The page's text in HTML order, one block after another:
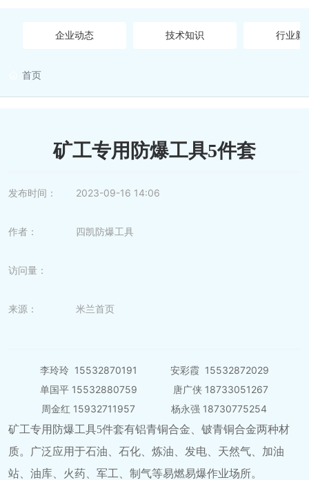
关于四凯
人才招聘
企业动态 技术知识 行业新
首页
矿工专用防爆工具5件套
发布时间： 2023-09-16 14:06
作者： 四凯防爆工具
访问量：
来源： 米兰首页
李玲玲 15532870191 安彩霞 15532872029
单国平 15532880759 唐广侠 18733051267
周金红 15932711957 杨永强 18730775254
矿工专用防爆工具5件套有铝青铜合金、铍青铜合金两种材
质。广泛应用于石油、石化、炼油、发电、天然气、加油
站、油库、火药、军工、制气等易燃易爆作业场所。